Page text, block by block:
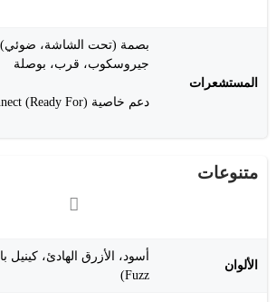
المستشعرات
بصمة (تحت الشاشة،
جيروسكوب، قرب، بوصلة
دعم خاصية Smart Connect (Ready For)
متنوعات
الألوان
Fuzz)